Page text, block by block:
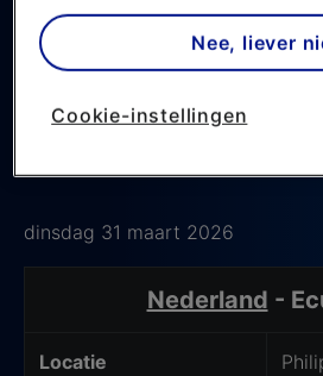
vriendschappelijk
Wedstrijden van het
bij de NPO
dinsdag 31 maart 2026
Nederland -
Locatie
dat we geen vormen van
toepassen.
cookies worden geplaatst. Je
privacy beleidlees je meer
Nee, liever
Cookie-instellingen